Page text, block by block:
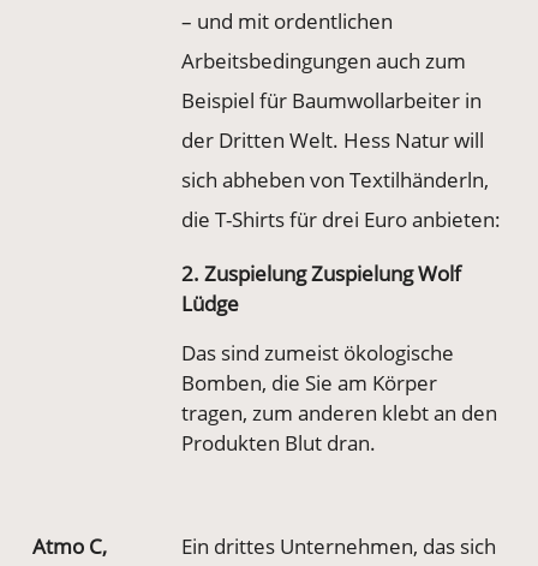
– und mit ordentlichen
Arbeitsbedingungen auch zum
Beispiel für Baumwollarbeiter in
der Dritten Welt. Hess Natur will
sich abheben von Textilhänderln,
die T-Shirts für drei Euro anbieten:
2. Zuspielung Zuspielung Wolf
Lüdge
Das sind zumeist ökologische
Bomben, die Sie am Körper
tragen, zum anderen klebt an den
Produkten Blut dran.
Atmo C,
Ein drittes Unternehmen, das sich